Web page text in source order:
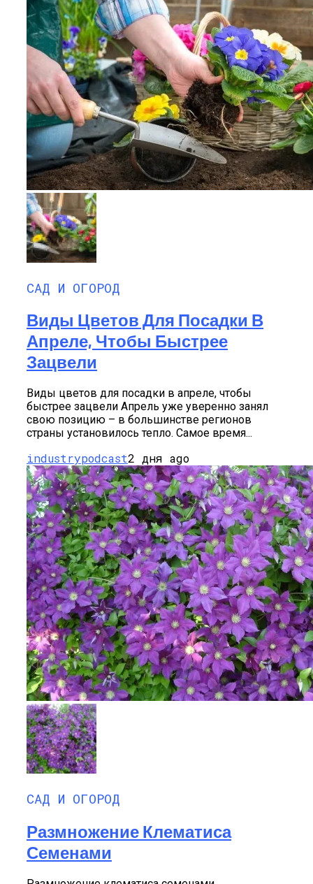
САД И ОГОРОД
Виды Цветов Для Посадки В
Апреле, Чтобы Быстрее
Зацвели
Виды цветов для посадки в апреле, чтобы
быстрее зацвели Апрель уже уверенно занял
свою позицию – в большинстве регионов
страны установилось тепло. Самое время...
industrypodcast2 дня ago
САД И ОГОРОД
Размножение Клематиса
Семенами